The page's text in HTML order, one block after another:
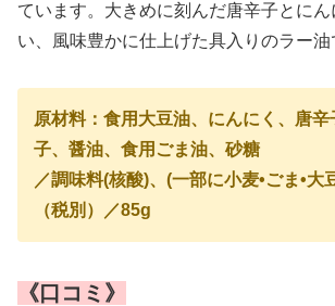
ています。大きめに刻んだ唐辛子とに
い、風味豊かに仕上げた具入りのラー油
原材料：食用大豆油、にんにく、唐
子、醤油、食用ごま油、砂糖
／調味料(核酸)、(一部に小麦•ごま•大
（税別）／85g
《口コミ》